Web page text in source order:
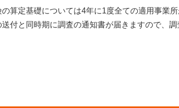
算定基礎については4年に1度全ての適用事業
送付と同時期に調査の通知書が届きますので、